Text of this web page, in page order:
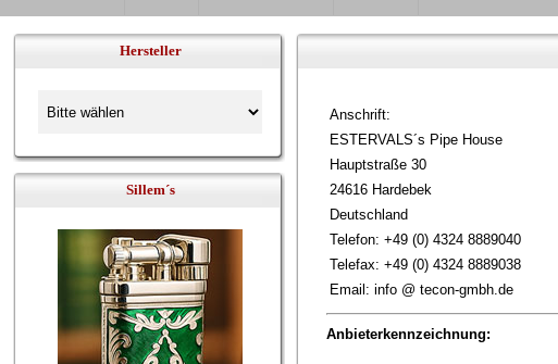
Hersteller
Sillem´s
Anschrift:
ESTERVALS´s Pipe House
Hauptstraße 30
24616 Hardebek
Deutschland
Telefon: +49 (0) 4324 8889040
Telefax: +49 (0) 4324 8889038
Email: info @ tecon-gmbh.de
Anbieterkennzeichnung: